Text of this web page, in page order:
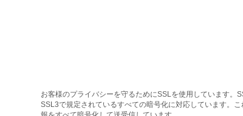
お客様のプライバシーを守るためにSSLを使用しています。
SSL3で規定されているすべての暗号化に対応しています。